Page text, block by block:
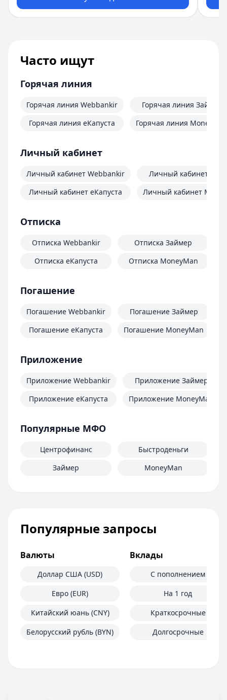
Часто ищут
Горячая линия
Горячая линия Webbankir
Горячая линия еКапуста
Горячая линия Займер
Горячая линия
Личный кабинет
Личный кабинет Webbankir
Личный кабинет еКапуста
Личный кабинет
Личный кабинет
Отписка
Отписка Webbankir
Отписка еКапуста
Отписка Займер
Отписка MoneyMan
Погашение
Погашение Webbankir
Погашение еКапуста
Погашение Займер
Погашение MoneyMan
Приложение
Приложение Webbankir
Приложение еКапуста
Приложение Займер
Приложение MoneyMan
Популярные МФО
Центрофинанс
Займер
Быстроденьги
MoneyMan
Популярные запросы
Валюты
Доллар США (USD)
Евро (EUR)
Китайский юань (CNY)
Белорусский рубль (BYN)
Вклады
С пополнением
На 1 год
Краткосрочные
Долгосрочные